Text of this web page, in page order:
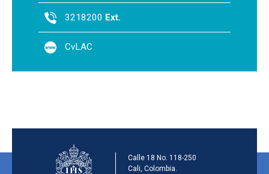
3218200 Ext.
CvLAC
Información de la
Calle 18 No. 118-250
Cali, Colombia.